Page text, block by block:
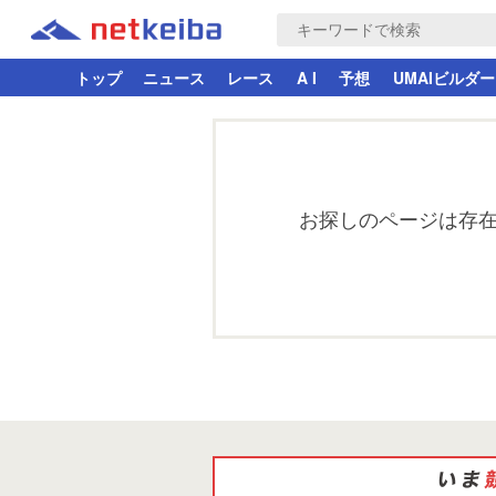
トップ ニュース レース A I 予想 UMAIビルダー
お探しのページは存